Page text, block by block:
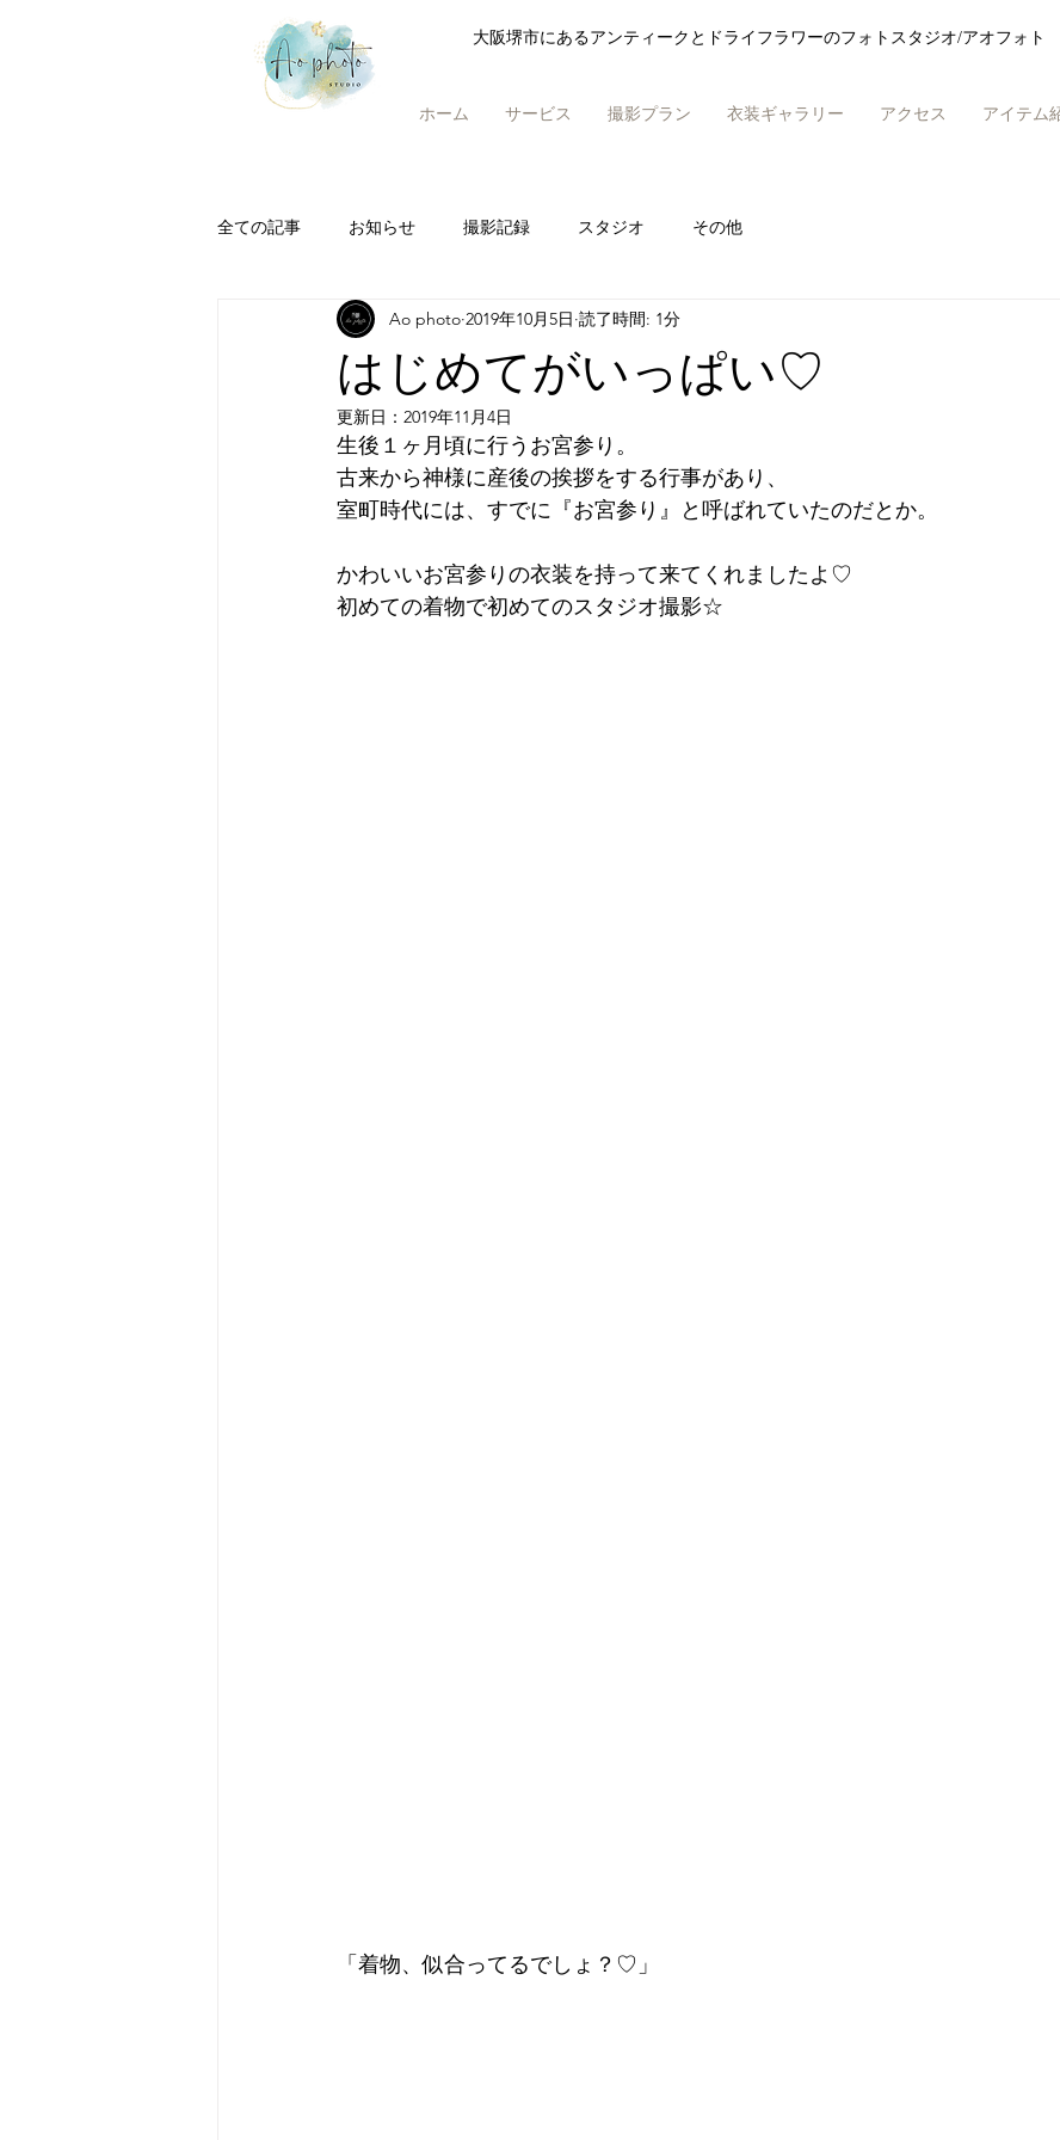
大阪堺市にあるアンティークとドライフラワーのフォトスタジオ/アオフォト
ホーム サービス 撮影プラン 衣装ギャラリー アクセス アイテム
全ての記事 お知らせ 撮影記録 スタジオ その他
はじめてがいっぱい♡
Ao photo 2019年10月5日 読了時間: 1分
更新日： 2019年11月4日
生後１ヶ月頃に行うお宮参り。
古来から神様に産後の挨拶をする行事があり、
室町時代には、すでに『お宮参り』と呼ばれていたのだとか。
かわいいお宮参りの衣装を持って来てくれましたよ♡
初めての着物で初めてのスタジオ撮影☆
「着物、似合ってるでしょ？♡」